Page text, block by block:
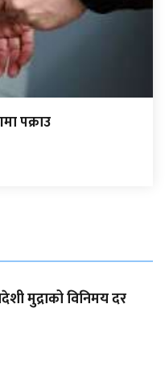
पक्राउ
मुद्राको विनिमय दर